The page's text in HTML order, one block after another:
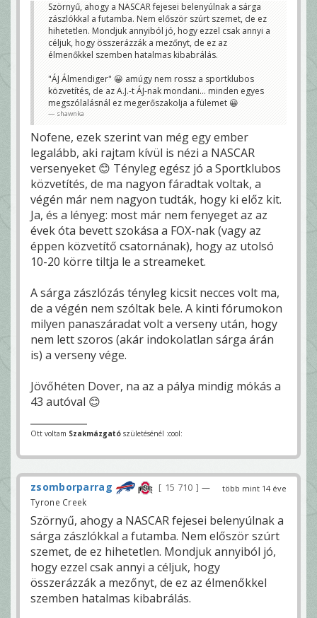
Szörnyű, ahogy a NASCAR fejesei belenyúlnak a sárga
zászlókkal a futamba. Nem először szúrt szemet, de ez
hihetetlen. Mondjuk annyiból jó, hogy ezzel csak annyi a
céljuk, hogy összerázzák a mezőnyt, de ez az
élmenőkkel szemben hatalmas kibabrálás.
"ÁJ Álmendiger" 😀 amúgy nem rossz a sportklubos
közvetítés, de az A.J.-t ÁJ-nak mondani... minden egyes
megszólalásnál ez megerőszakolja a fülemet 😀
shawnka
Nofene, ezek szerint van még egy ember
legalább, aki rajtam kívül is nézi a NASCAR
versenyeket 😊 Tényleg egész jó a Sportklubos
közvetítés, de ma nagyon fáradtak voltak, a
végén már nem nagyon tudták, hogy ki előz kit.
Ja, és a lényeg: most már nem fenyeget az az
évek óta bevett szokása a FOX-nak (vagy az
éppen közvetítő csatornának), hogy az utolsó
10-20 körre tiltja le a streameket.
A sárga zászlózás tényleg kicsit necces volt ma,
de a végén nem szóltak bele. A kinti fórumokon
milyen panaszáradat volt a verseny után, hogy
nem lett szoros (akár indokolatlan sárga árán
is) a verseny vége.
Jövőhéten Dover, na az a pálya mindig mókás a
43 autóval 😊
Ott voltam Szakmázgató születésénél :cool:
több mint 14 éve
zsomborparrag 15 710
—
Tyrone Creek
Szörnyű, ahogy a NASCAR fejesei belenyúlnak a
sárga zászlókkal a futamba. Nem először szúrt
szemet, de ez hihetetlen. Mondjuk annyiból jó,
hogy ezzel csak annyi a céljuk, hogy
összerázzák a mezőnyt, de ez az élmenőkkel
szemben hatalmas kibabrálás.